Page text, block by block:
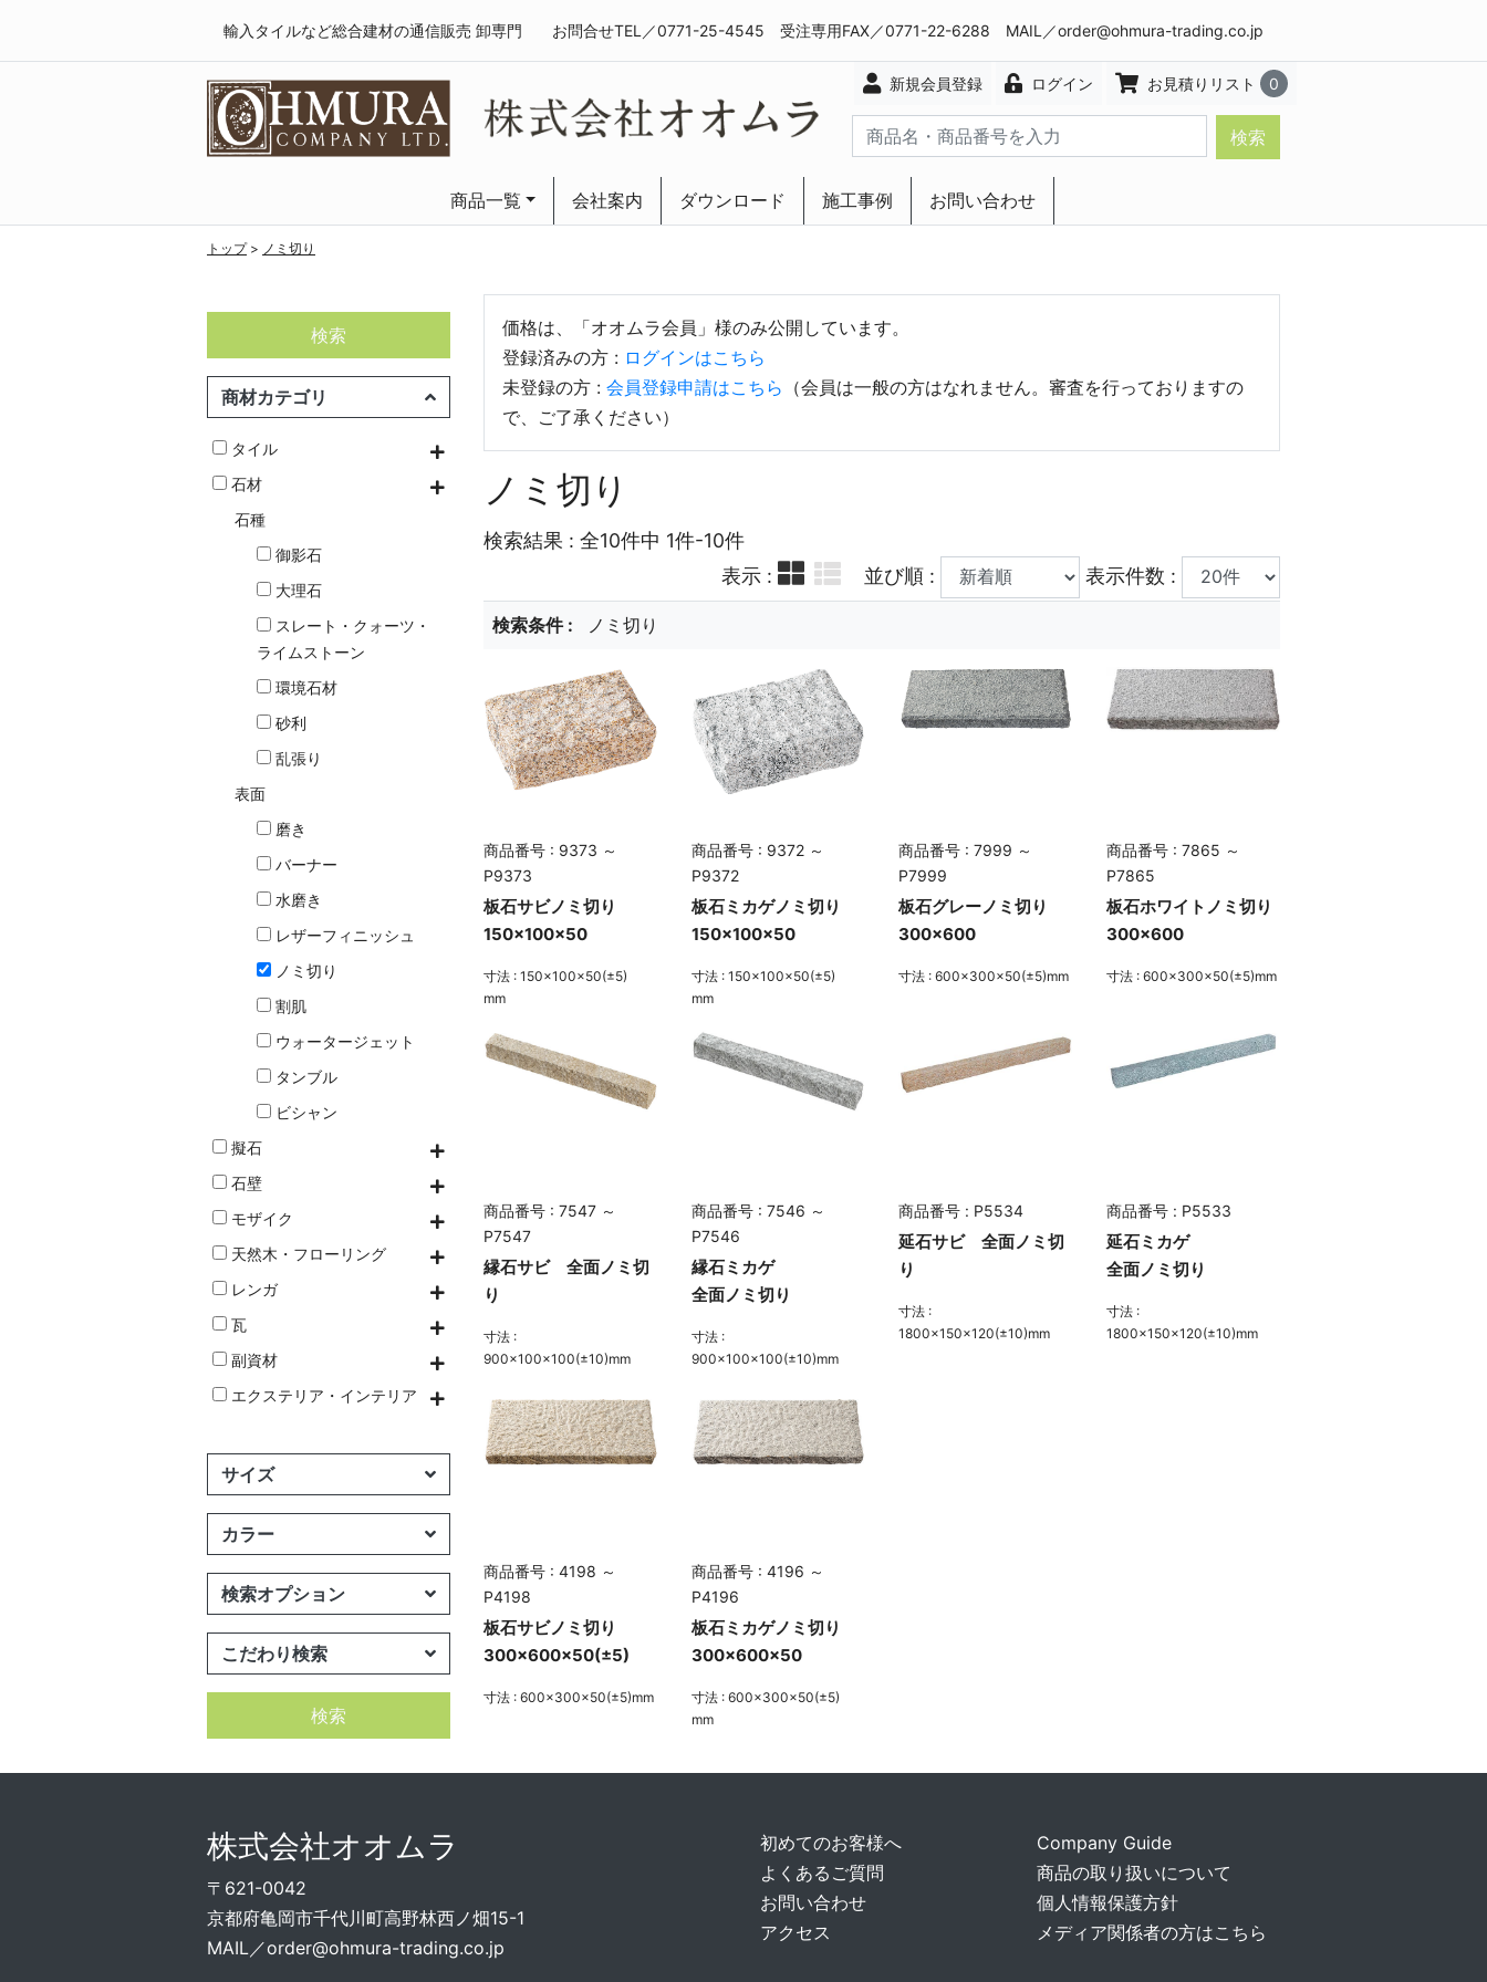
輸入タイルなど総合建材の通信販売 卸専門 お問合せTEL／0771-25-4545 受注専用FAX／0771-22-6288 MAIL／order@ohmura-trading.co.jp
新規会員登録 ログイン お見積りリスト 0
検索
商品一覧 会社案内 ダウンロード 施工事例 お問い合わせ
トップ> ノミ切り
検索
商材カテゴリ
タイル
石材
石種
御影石
大理石
スレート・クォーツ・
ライムストーン
環境石材
砂利
乱張り
表面
磨き
バーナー
水磨き
レザーフィニッシュ
ノミ切り
割肌
ウォータージェット
タンブル
ビシャン
擬石
石壁
モザイク
天然木・フローリング
レンガ
瓦
副資材
エクステリア・インテリア
サイズ
カラー
検索オプション
こだわり検索
検索
価格は、「オオムラ会員」様のみ公開しています。
登録済みの方 : ログインはこちら
未登録の方 : 会員登録申請はこちら （会員は一般の方はなれません。審査を行っておりますの
で、ご了承ください）
ノミ切り
検索結果 : 全10件中 1件-10件
表示 :
並び順 : 表示件数 :
検索条件 : ノミ切り
商品番号 : 9373 ～
P9373
板石サビノミ切り
150×100×50
寸法 : 150×100×50(±5)
mm
商品番号 : 9372 ～
P9372
板石ミカゲノミ切り
150×100×50
寸法 : 150×100×50(±5)
mm
商品番号 : 7999 ～
P7999
板石グレーノミ切り
300×600
寸法 : 600×300×50(±5)mm
商品番号 : 7865 ～
P7865
板石ホワイトノミ切り
300×600
寸法 : 600×300×50(±5)mm
商品番号 : 7547 ～
P7547
縁石サビ 全面ノミ切
り
寸法 :
900×100×100(±10)mm
商品番号 : 7546 ～
P7546
縁石ミカゲ
全面ノミ切り
寸法 :
900×100×100(±10)mm
商品番号 : P5534
延石サビ 全面ノミ切
り
寸法 :
1800×150×120(±10)mm
商品番号 : P5533
延石ミカゲ
全面ノミ切り
寸法 :
1800×150×120(±10)mm
商品番号 : 4198 ～
P4198
板石サビノミ切り
300×600×50(±5)
寸法 : 600×300×50(±5)mm
商品番号 : 4196 ～
P4196
板石ミカゲノミ切り
300×600×50
寸法 : 600×300×50(±5)
mm
株式会社オオムラ
〒621-0042
京都府亀岡市千代川町高野林西ノ畑15-1
MAIL／order@ohmura-trading.co.jp
初めてのお客様へ
よくあるご質問
お問い合わせ
アクセス
Company Guide
商品の取り扱いについて
個人情報保護方針
メディア関係者の方はこちら